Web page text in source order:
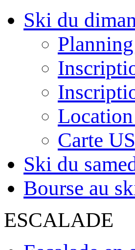
Ski du
Carte
Ski du
Bourse au
ESCALADE